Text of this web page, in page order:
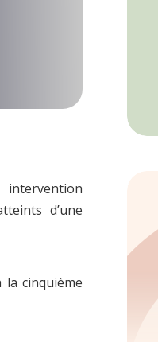
d’une
cinquième